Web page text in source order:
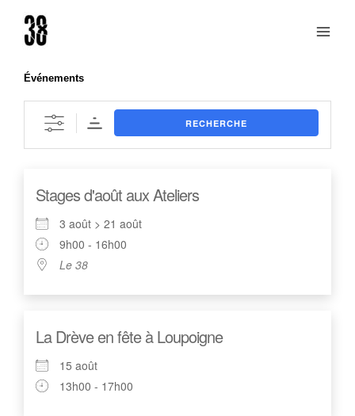
contenu
Événements
RECHERCHE
Stages d'août aux Ateliers
3 août > 21 août
9h00 - 16h00
Le 38
La Drève en fête à Loupoigne
15 août
13h00 - 17h00